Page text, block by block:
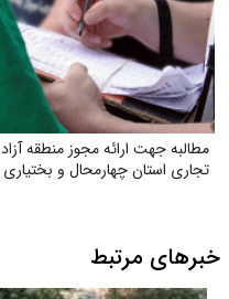
مطالبه جهت ارائه مجوز منطقه آزاد
تجاری استان چهارمحال و بختیاری
خبرهای مرتبط